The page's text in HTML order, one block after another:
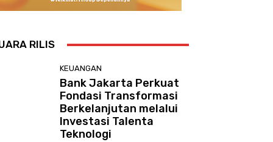
RILIS
KEUANGAN
Bank Jakarta Perkuat
Fondasi Transformasi
Berkelanjutan melalui
Investasi Talenta
Teknologi